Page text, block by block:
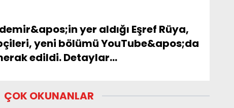
yer aldığı Eşref Rüya,
yeni bölümü YouTube&apos;da
edildi. Detaylar...
ÇOK OKUNANLAR